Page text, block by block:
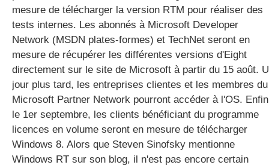
mesure de télécharger la version RTM pour réaliser des
tests internes. Les abonnés à Microsoft Developer
Network (MSDN plates-formes) et TechNet seront en
mesure de récupérer les différentes versions d'Eight
directement sur le site de Microsoft à partir du 15 août.
jour plus tard, les entreprises clientes et les membres du
Microsoft Partner Network pourront accéder à l'OS.
le 1er septembre, les clients bénéficiant du programme
licences en volume seront en mesure de télécharger
Windows 8. Alors que Steven Sinofsky mentionne
Windows RT sur son blog, il n'est pas encore certain